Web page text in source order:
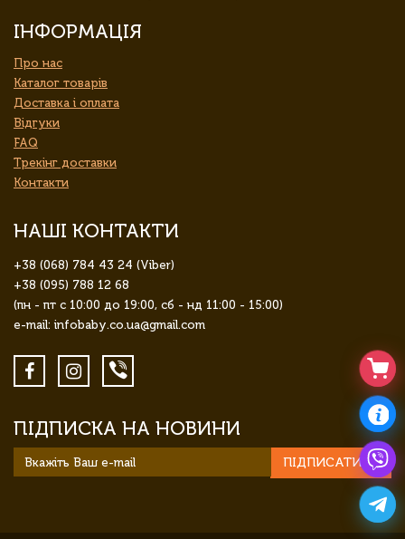
ІНФОРМАЦІЯ
Про нас
Каталог товарів
Доставка і оплата
Відгуки
FAQ
Трекінг доставки
Контакти
НАШІ КОНТАКТИ
+38 (068) 784 43 24 (Viber)
+38 (095) 788 12 68
(пн - пт с 10:00 до 19:00, сб - нд 11:00 - 15:00)
e-mail: infobaby.co.ua@gmail.com
ПІДПИСКА НА НОВИНИ
ПІДПИСАТИСЯ